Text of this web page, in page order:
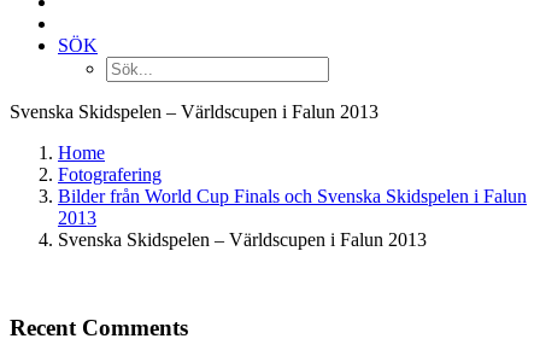
SÖK
Svenska Skidspelen – Världscupen i Falun 2013
Home
Fotografering
Bilder från World Cup Finals och Svenska Skidspelen i Falun
2013
Svenska Skidspelen – Världscupen i Falun 2013
Recent Comments